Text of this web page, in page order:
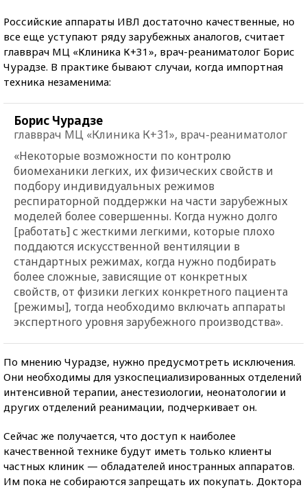
Российские аппараты ИВЛ достаточно качественные, но
все еще уступают ряду зарубежных аналогов, считает
главврач МЦ «Клиника К+31», врач-реаниматолог Борис
Чурадзе. В практике бывают случаи, когда импортная
техника незаменима:
Борис Чурадзе
главврач МЦ «Клиника К+31», врач-реаниматолог
«Некоторые возможности по контролю
биомеханики легких, их физических свойств и
подбору индивидуальных режимов
респираторной поддержки на части зарубежных
моделей более совершенны. Когда нужно долго
[работать] с жесткими легкими, которые плохо
поддаются искусственной вентиляции в
стандартных режимах, когда нужно подбирать
более сложные, зависящие от конкретных
свойств, от физики легких конкретного пациента
[режимы], тогда необходимо включать аппараты
экспертного уровня зарубежного производства».
По мнению Чурадзе, нужно предусмотреть исключения.
Они необходимы для узкоспециализированных отделений
интенсивной терапии, анестезиологии, неонатологии и
других отделений реанимации, подчеркивает он.
Сейчас же получается, что доступ к наиболее
качественной технике будут иметь только клиенты
частных клиник — обладателей иностранных аппаратов.
Им пока не собираются запрещать их покупать. Доктора